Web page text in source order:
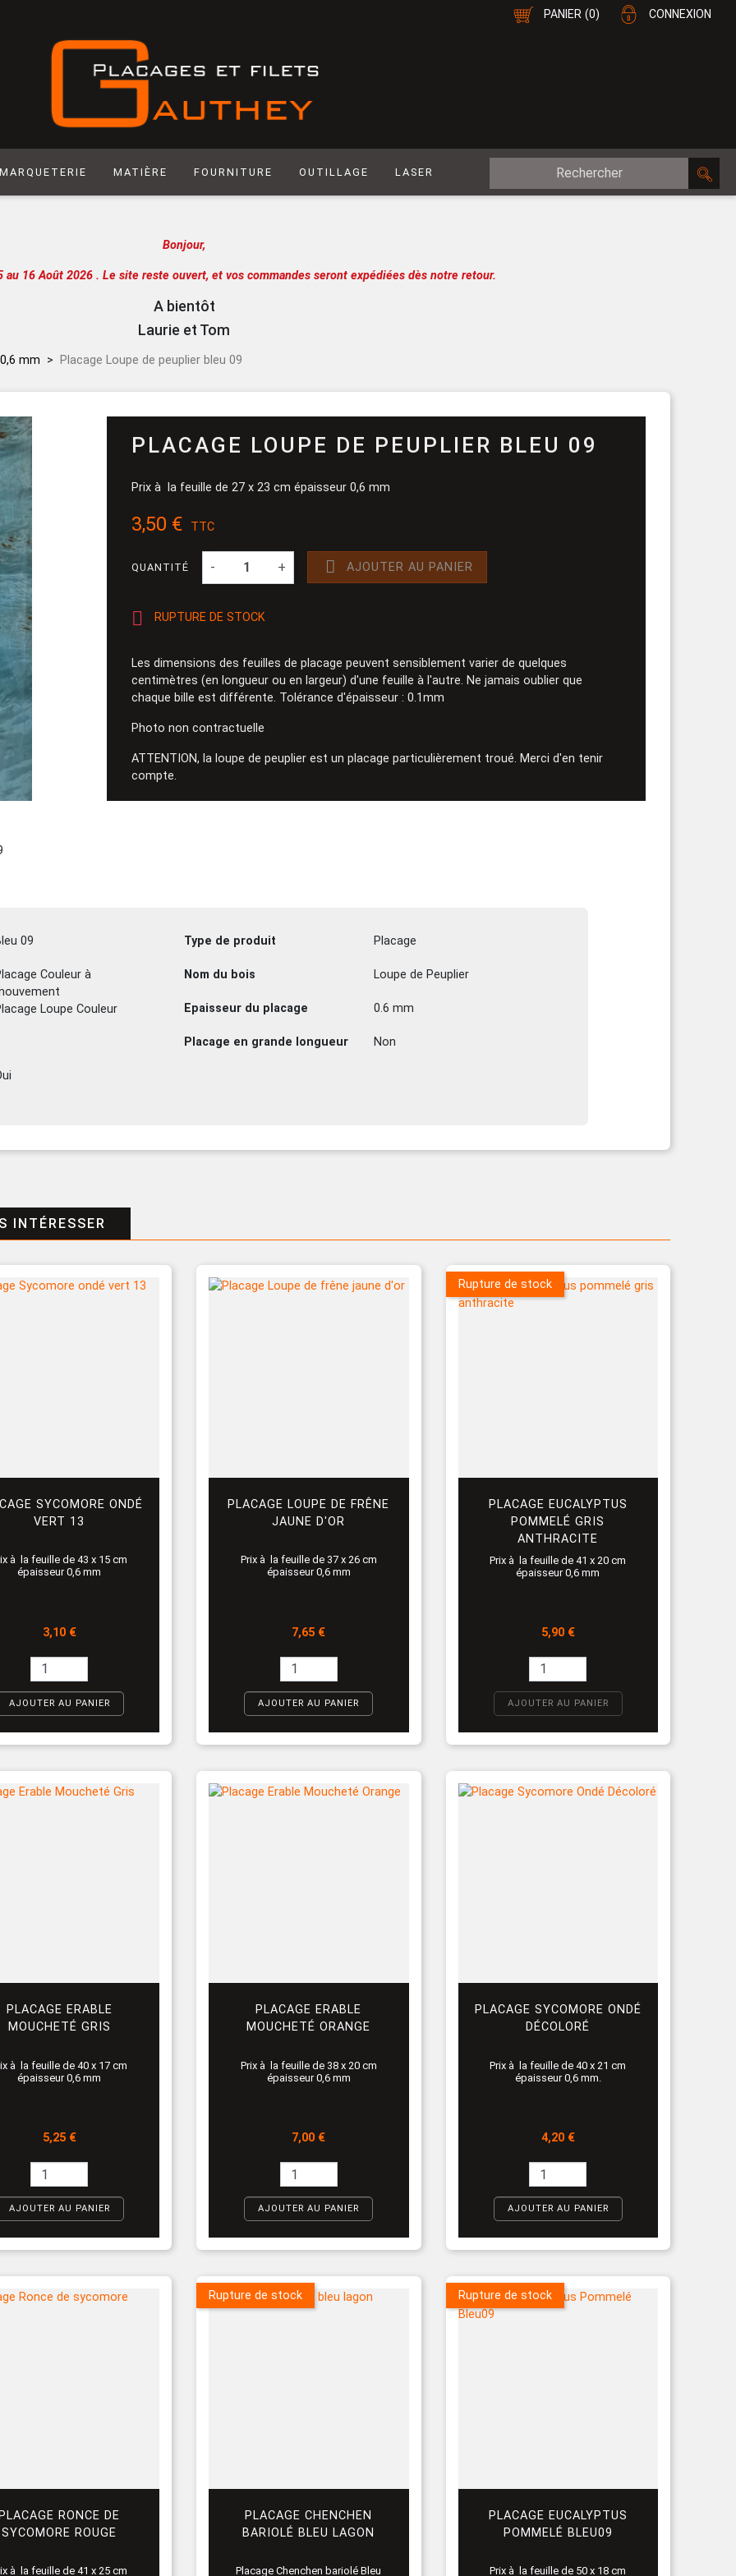
CONNEXION
PANIER (0)
MARQUETERIE MATIÈRE
Laser
FOURNITURE
Colle
Produit de Finition
Panneau support
Papier
Extra
OUTILLAGE
Racloir
LASER
Placage Double-Face
Bonjour,
au 16 Août 2026 . Le site reste ouvert, et vos commandes seront expédiées dès notre retour.
A bientôt
Laurie et Tom
mm Placage Loupe de peuplier bleu 09
PLACAGE LOUPE DE PEUPLIER BLEU 09
Prix à la feuille de 27 x 23 cm épaisseur 0,6 mm
3,50 € TTC
QUANTITÉ - +  AJOUTER AU PANIER
 RUPTURE DE STOCK
Les dimensions des feuilles de placage peuvent sensiblement varier de quelques
centimètres (en longueur ou en largeur) d'une feuille à l'autre. Ne jamais oublier que
chaque bille est différente. Tolérance d'épaisseur : 0.1mm
Photo non contractuelle
ATTENTION, la loupe de peuplier est un placage particulièrement troué. Merci d'en tenir
compte.
09 Type de produit Placage
Couleur à
Loupe Couleur
Nom du bois Loupe de Peuplier
Epaisseur du placage 0.6 mm
Placage en grande longueur Non
INTÉRESSER
SYCOMORE ONDÉ
VERT 13
à la feuille de 43 x 15 cm
épaisseur 0,6 mm
Prix
3,10 €
AJOUTER AU PANIER
PLACAGE LOUPE DE FRÊNE
JAUNE D'OR
Prix à la feuille de 37 x 26 cm
épaisseur 0,6 mm
Prix
7,65 €
AJOUTER AU PANIER
PLACAGE EUCALYPTUS
POMMELÉ GRIS
ANTHRACITE
Prix à la feuille de 41 x 20 cm
épaisseur 0,6 mm
Prix
5,90 €
AJOUTER AU PANIER
Rupture de stock
PLACAGE ERABLE
MOUCHETÉ GRIS
à la feuille de 40 x 17 cm
épaisseur 0,6 mm
Prix
5,25 €
AJOUTER AU PANIER
PLACAGE ERABLE
MOUCHETÉ ORANGE
Prix à la feuille de 38 x 20 cm
épaisseur 0,6 mm
Prix
7,00 €
AJOUTER AU PANIER
PLACAGE SYCOMORE ONDÉ
DÉCOLORÉ
Prix à la feuille de 40 x 21 cm
épaisseur 0,6 mm.
Prix
4,20 €
AJOUTER AU PANIER
PLACAGE RONCE DE
SYCOMORE ROUGE
à la feuille de 41 x 25 cm
PLACAGE CHENCHEN
BARIOLÉ BLEU LAGON
Placage Chenchen bariolé Bleu
Rupture de stock
PLACAGE EUCALYPTUS
POMMELÉ BLEU09
Prix à la feuille de 50 x 18 cm
Rupture de stock